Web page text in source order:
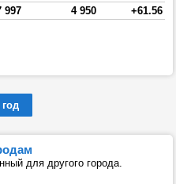
997 4 950 +61.56
для другого города.